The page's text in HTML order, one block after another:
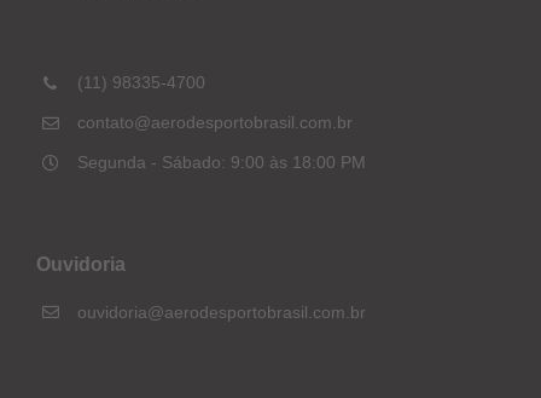
(11) 98335-4700
contato@aerodesportobrasil.com.br
Segunda - Sábado: 9:00 às 18:00 PM
Ouvidoria
ouvidoria@aerodesportobrasil.com.br